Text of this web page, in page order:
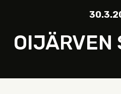
OIJÄRVEN